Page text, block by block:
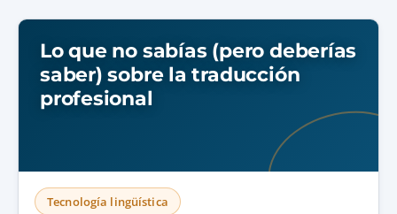
Lo que no sabías (pero deberías
saber) sobre la traducción
profesional
Tecnología lingüística